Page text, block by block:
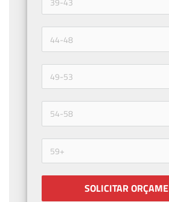
SOLICITAR